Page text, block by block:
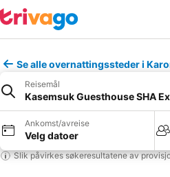
Se alle overnattingssteder i
Reisemål
Kasemsuk Guesthouse SHA
Ankomst/avreise
Velg datoer
Slik påvirkes søkeresultatene av